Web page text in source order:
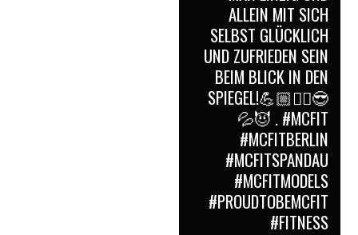
LLEIN MIT SICH S
ELBST GLÜCKLICH U
ND ZUFRIEDEN SEIN B
EIM BLICK IN DEN S
PIEGEL!💪🏼✌🏻😎
😈 . #MCFIT #
MCFITBERLIN #
MCFITSPANDAU #
MCFITMODELS #
PROUDTOBEMCFIT #
FITNESS #